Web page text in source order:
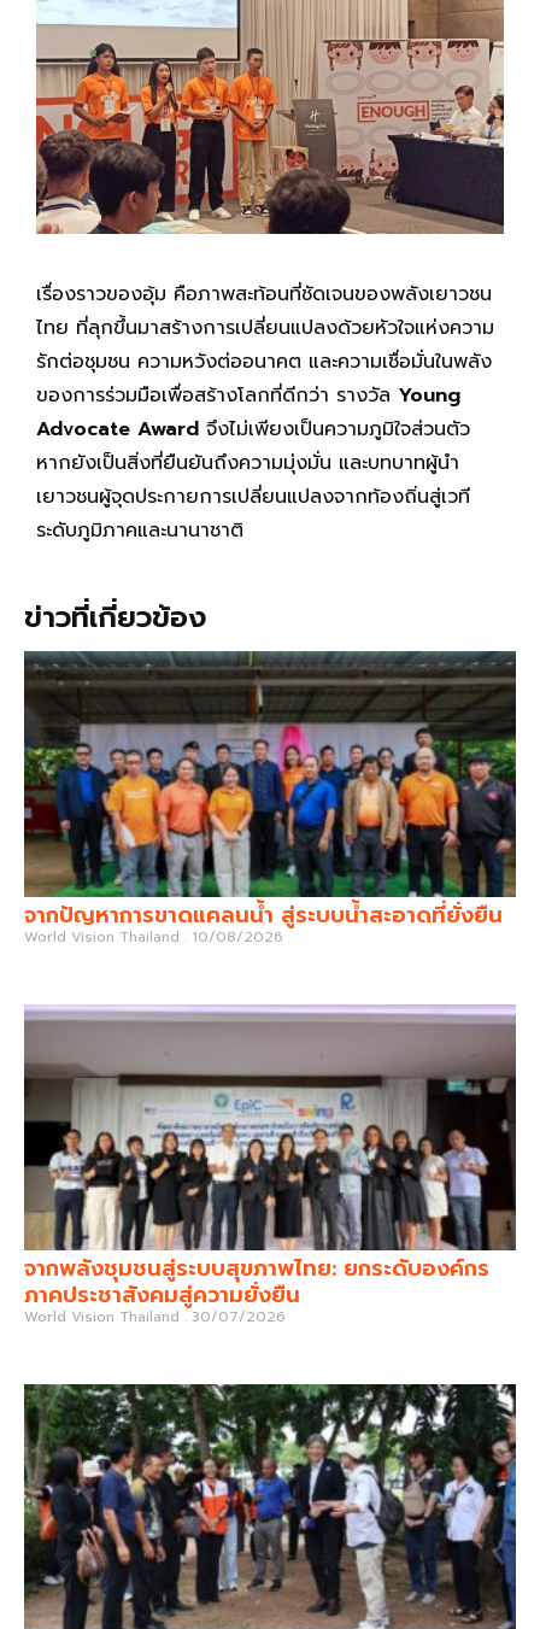
เรื่องราวของอุ้ม คือภาพสะท้อนที่ชัดเจนของพลังเยาวชน
ไทย ที่ลุกขึ้นมาสร้างการเปลี่ยนแปลงด้วยหัวใจแห่งความ
รักต่อชุมชน ความหวังต่ออนาคต และความเชื่อมั่นในพลัง
ของการร่วมมือเพื่อสร้างโลกที่ดีกว่า รางวัล Young
Advocate Award จึงไม่เพียงเป็นความภูมิใจส่วนตัว
หากยังเป็นสิ่งที่ยืนยันถึงความมุ่งมั่น และบทบาทผู้นำ
เยาวชนผู้จุดประกายการเปลี่ยนแปลงจากท้องถิ่นสู่เวที
ระดับภูมิภาคและนานาชาติ
ข่าวที่เกี่ยวข้อง
จากปัญหาการขาดแคลนน้ำ สู่ระบบน้ำสะอาดที่ยั่งยืน
World Vision Thailand 10/08/2026
จากพลังชุมชนสู่ระบบสุขภาพไทย: ยกระดับองค์กร
ภาคประชาสังคมสู่ความยั่งยืน
World Vision Thailand 30/07/2026